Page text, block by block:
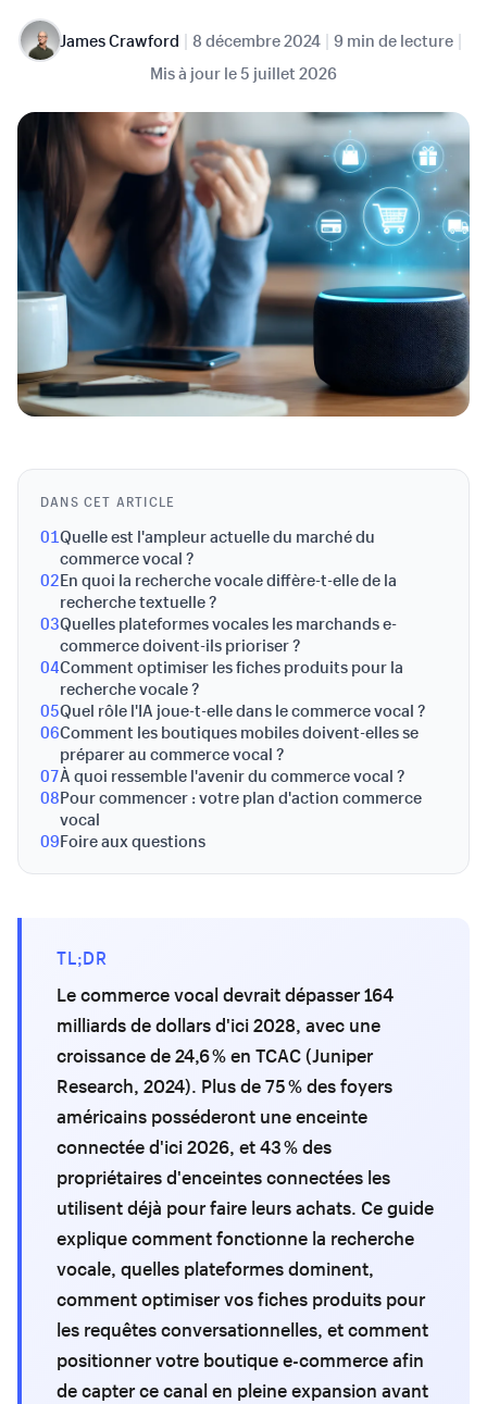
James Crawford | 8 décembre 2024 | 9 min de lecture |
Mis à jour le 5 juillet 2026
DANS CET ARTICLE
01Quelle est l'ampleur actuelle du marché du
commerce vocal ?
02En quoi la recherche vocale diffère-t-elle de la
recherche textuelle ?
03Quelles plateformes vocales les marchands e-
commerce doivent-ils prioriser ?
04Comment optimiser les fiches produits pour la
recherche vocale ?
05Quel rôle l'IA joue-t-elle dans le commerce vocal ?
06Comment les boutiques mobiles doivent-elles se
préparer au commerce vocal ?
07À quoi ressemble l'avenir du commerce vocal ?
08Pour commencer : votre plan d'action commerce
vocal
09Foire aux questions
TL;DR
Le commerce vocal devrait dépasser 164
milliards de dollars d'ici 2028, avec une
croissance de 24,6 % en TCAC (Juniper
Research, 2024). Plus de 75 % des foyers
américains posséderont une enceinte
connectée d'ici 2026, et 43 % des
propriétaires d'enceintes connectées les
utilisent déjà pour faire leurs achats. Ce guide
explique comment fonctionne la recherche
vocale, quelles plateformes dominent,
comment optimiser vos fiches produits pour
les requêtes conversationnelles, et comment
positionner votre boutique e-commerce afin
de capter ce canal en pleine expansion avant